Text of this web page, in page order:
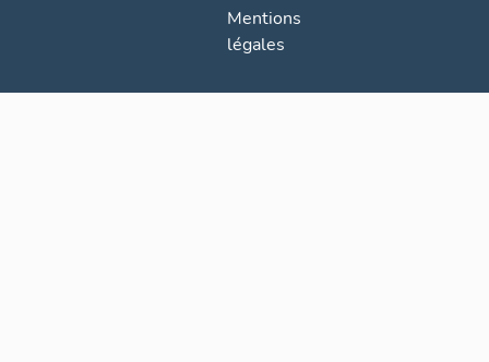
Mentions
légales